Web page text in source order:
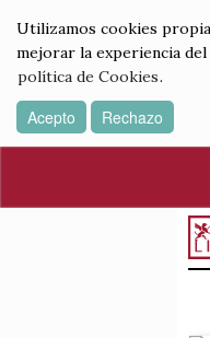
Utilizamos cookies
mejorar la experiencia
política de Cookies.
Acepto Rechazo